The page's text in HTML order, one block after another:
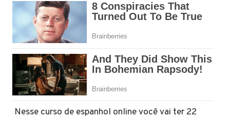
Nesse curso de espanhol online você vai ter 22